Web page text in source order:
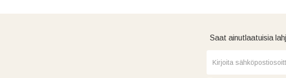
Saat ainutlaatuisia